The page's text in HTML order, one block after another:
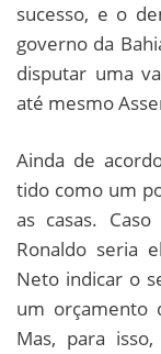
sucesso, e o
governo da
disputar uma
até mesmo
Ainda de
tido como um
as casas.
Ronaldo seria
Neto indicar o
um orçamento
Mas, para